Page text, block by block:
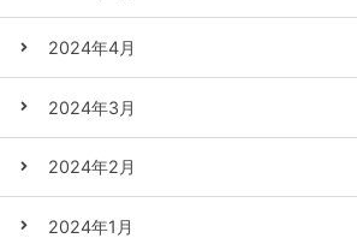
2024年4月
2024年3月
2024年2月
2024年1月